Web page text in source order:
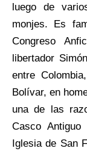
luego de
monjes. Es
Congreso
libertador
entre
Bolívar, en
una de las
Casco Antiguo
Iglesia de San